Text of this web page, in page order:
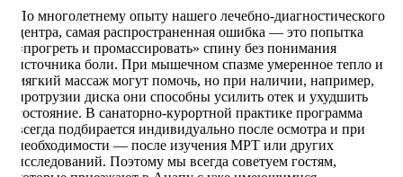
По многолетнему опыту нашего лечебно-диагностического
центра, самая распространенная ошибка — это попытка
«прогреть и промассировать» спину без понимания
источника боли. При мышечном спазме умеренное тепло и
мягкий массаж могут помочь, но при наличии, например,
протрузии диска они способны усилить отек и ухудшить
состояние. В санаторно-курортной практике программа
всегда подбирается индивидуально после осмотра и при
необходимости — после изучения МРТ или других
исследований. Поэтому мы всегда советуем гостям,